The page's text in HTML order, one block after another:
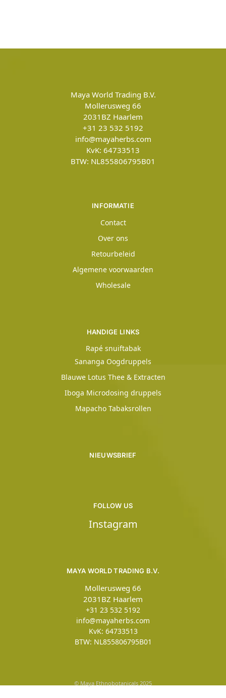
Maya World Trading B.V.
Mollerusweg 66
2031BZ Haarlem
+31 23 532 5192
info@mayaherbs.com
KvK: 64733513
BTW: NL855806795B01
INFORMATIE
Contact
Over ons
Retourbeleid
Algemene voorwaarden
Wholesale
HANDIGE LINKS
Rapé snuiftabak
Sananga Oogdruppels
Blauwe Lotus Thee & Extracten
Iboga Microdosing druppels
Mapacho Tabaksrollen
MAYA WORLD TRADING B.V.
Mollerusweg 66
2031BZ Haarlem
+31 23 532 5192
info@mayaherbs.com
KvK: 64733513
BTW: NL855806795B01
NIEUWSBRIEF
FOLLOW US
Instagram
© Maya Ethnobotanicals 2025